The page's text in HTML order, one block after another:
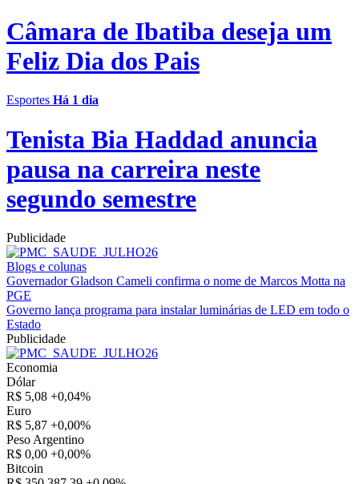
Câmara de Ibatiba deseja um
Feliz Dia dos Pais
Esportes Há 1 dia
Tenista Bia Haddad anuncia
pausa na carreira neste
segundo semestre
Publicidade
Blogs e colunas
Governador Gladson Cameli confirma o nome de Marcos Motta na
PGE
Governo lança programa para instalar luminárias de LED em todo o
Estado
Publicidade
Economia
Dólar
R$ 5,08 +0,04%
Euro
R$ 5,87 +0,00%
Peso Argentino
R$ 0,00 +0,00%
Bitcoin